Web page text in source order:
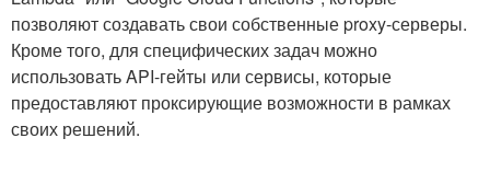
позволяют создавать свои собственные proxy-серверы.
Кроме того, для специфических задач можно
использовать API-гейты или сервисы, которые
предоставляют проксирующие возможности в рамках
своих решений.